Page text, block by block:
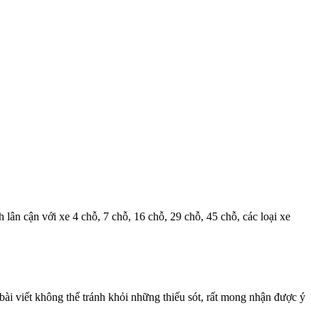
lân cận với xe 4 chỗ, 7 chỗ, 16 chỗ, 29 chỗ, 45 chỗ, các loại xe
viết không thể tránh khỏi những thiếu sót, rất mong nhận được ý